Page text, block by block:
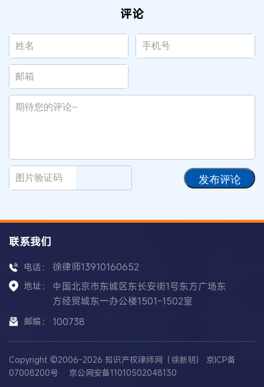
评论
发布评论
联系我们
电话： 徐律师13910160652
地址：
中国北京市东城区东长安街1号东方广场东
方经贸城东一办公楼1501-1502室
邮编： 100738
Copyright ©2006-2026 知识产权律师网（徐新明） 京ICP备
07008200号
京公网安备11010502048130